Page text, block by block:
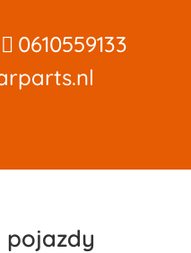
0610559133
pojazdy